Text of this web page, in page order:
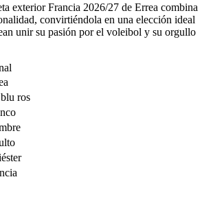
exterior Francia 2026/27 de Errea combina
convirtiéndola en una elección ideal
unir su pasión por el voleibol y su orgullo
ros